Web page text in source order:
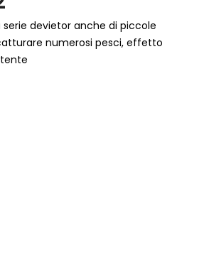
devietor anche di piccole
numerosi pesci, effetto